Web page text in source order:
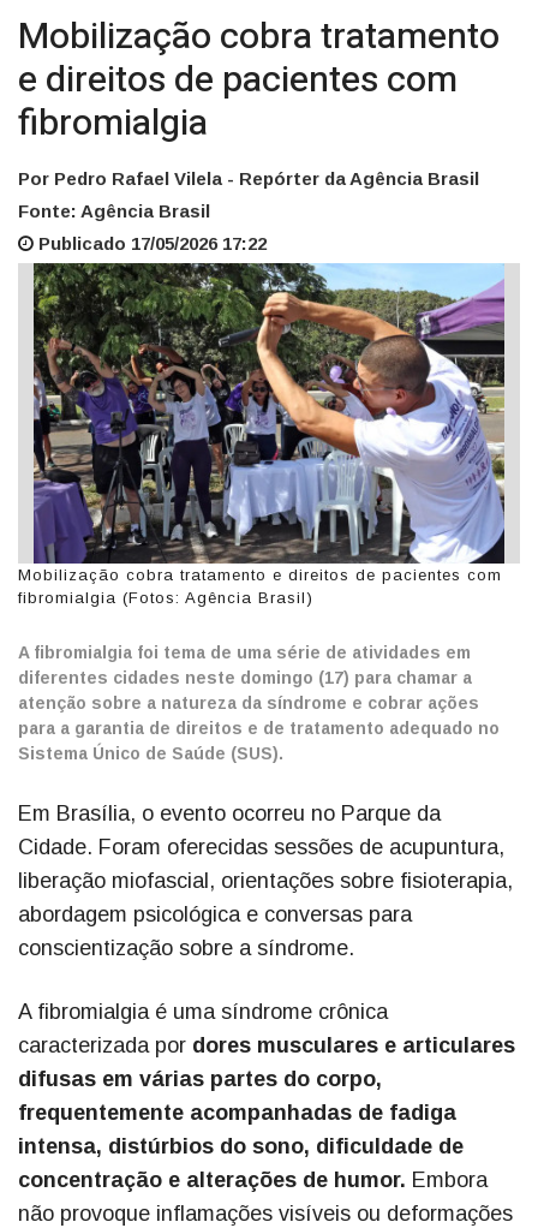
Mobilização cobra tratamento
e direitos de pacientes com
fibromialgia
Por Pedro Rafael Vilela - Repórter da Agência Brasil
Fonte: Agência Brasil
Publicado 17/05/2026 17:22
Mobilização cobra tratamento e direitos de pacientes com
fibromialgia (Fotos: Agência Brasil)
A fibromialgia foi tema de uma série de atividades em
diferentes cidades neste domingo (17) para chamar a
atenção sobre a natureza da síndrome e cobrar ações
para a garantia de direitos e de tratamento adequado no
Sistema Único de Saúde (SUS).
Em Brasília, o evento ocorreu no Parque da
Cidade. Foram oferecidas sessões de acupuntura,
liberação miofascial, orientações sobre fisioterapia,
abordagem psicológica e conversas para
conscientização sobre a síndrome.
A fibromialgia é uma síndrome crônica
caracterizada por dores musculares e articulares
difusas em várias partes do corpo,
frequentemente acompanhadas de fadiga
intensa, distúrbios do sono, dificuldade de
concentração e alterações de humor. Embora
não provoque inflamações visíveis ou deformações